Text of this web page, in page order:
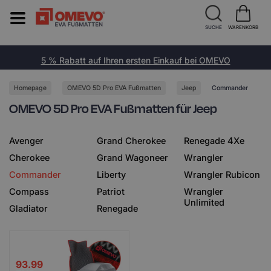
5 % Rabatt auf Ihren ersten Einkauf bei OMEVO
Homepage OMEVO 5D Pro EVA Fußmatten Jeep Commander
OMEVO 5D Pro EVA Fußmatten für Jeep
Avenger
Cherokee
Commander
Compass
Gladiator
Grand Cherokee
Grand Wagoneer
Liberty
Patriot
Renegade
Renegade 4Xe
Wrangler
Wrangler Rubicon
Wrangler
Unlimited
93.99
SUCHE WARENKORB